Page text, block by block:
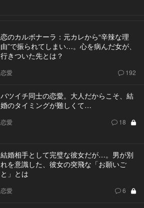
恋のカルボナーラ：元カレから“辛辣な理
由”で振られてしまい…。心を病んだ女が、
行きついた先とは？
恋愛 192
バツイチ同士の恋愛。大人だからこそ、結
婚のタイミングが難しくて…
恋愛 18
結婚相手として完璧な彼女だが…。男が別
れを意識した、彼女の突飛な「お願いご
と」とは
恋愛 6